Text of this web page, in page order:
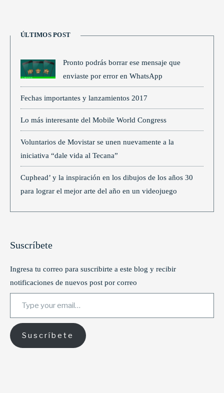
ÚLTIMOS POST
Pronto podrás borrar ese mensaje que
enviaste por error en WhatsApp
Fechas importantes y lanzamientos 2017
Lo más interesante del Mobile World Congress
Voluntarios de Movistar se unen nuevamente a la
iniciativa “dale vida al Tecana”
Cuphead’ y la inspiración en los dibujos de los años 30
para lograr el mejor arte del año en un videojuego
Suscríbete
Ingresa tu correo para suscribirte a este blog y recibir
notificaciones de nuevos post por correo
Type your email…
Suscríbete